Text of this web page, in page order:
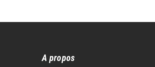
A propos